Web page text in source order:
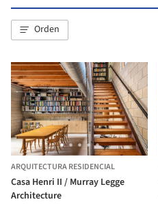
Orden
ARQUITECTURA RESIDENCIAL
Casa Henri II / Murray Legge
Architecture